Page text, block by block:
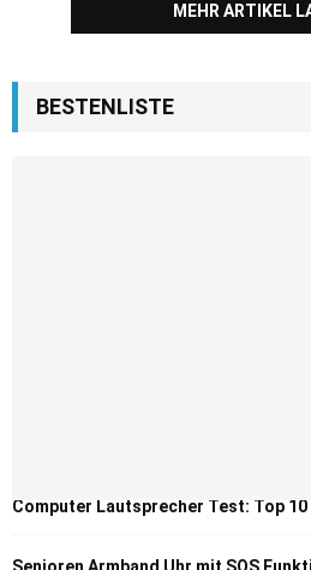
MEHR ARTIKEL
BESTENLISTE
Computer Lautsprecher Test: Top
Senioren Armband Uhr mit SOS